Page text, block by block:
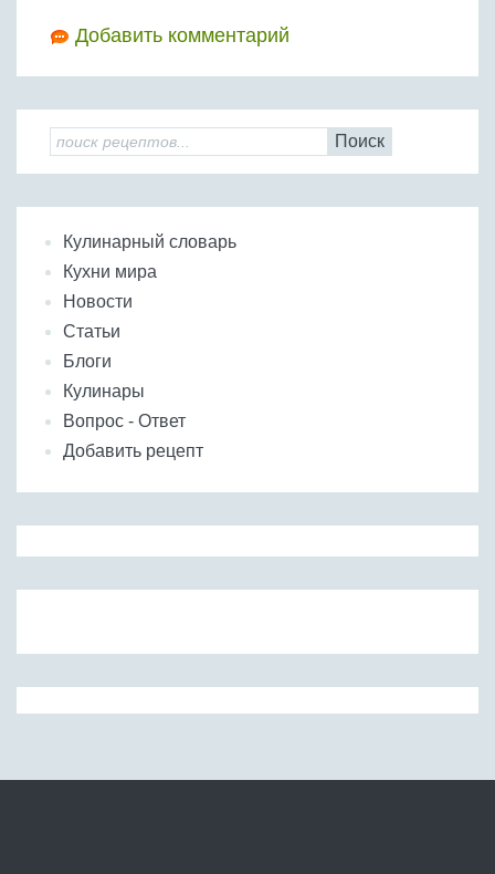
Добавить комментарий
Поиск
Кулинарный словарь
Кухни мира
Новости
Статьи
Блоги
Кулинары
Вопрос - Ответ
Добавить рецепт